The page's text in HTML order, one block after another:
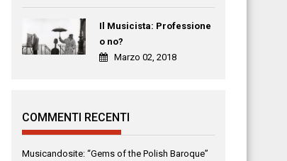
Il Musicista: Professione
o no?
Marzo 02, 2018
COMMENTI RECENTI
Musicandosite: “Gems of the Polish Baroque”